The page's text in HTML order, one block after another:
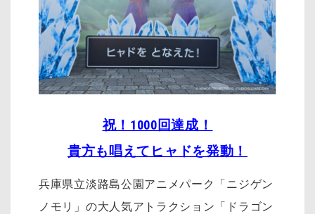
祝！1000回達成！
貴方も唱えてヒャドを発動！
兵庫県立淡路島公園アニメパーク「ニジゲン
ノモリ」の大人気アトラクション「ドラゴン